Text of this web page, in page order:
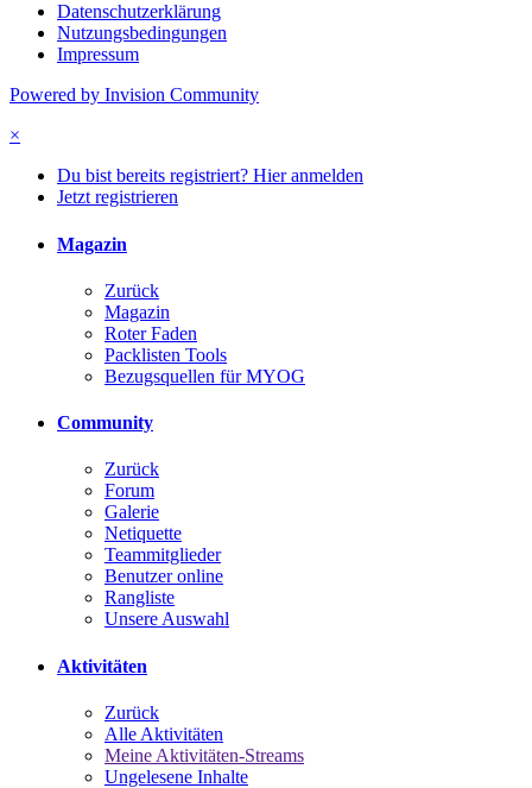
Datenschutzerklärung
Nutzungsbedingungen
Impressum
Powered by Invision Community
×
Du bist bereits registriert? Hier anmelden
Jetzt registrieren
Magazin
Zurück
Magazin
Roter Faden
Packlisten Tools
Bezugsquellen für MYOG
Community
Zurück
Forum
Galerie
Netiquette
Teammitglieder
Benutzer online
Rangliste
Unsere Auswahl
Aktivitäten
Zurück
Alle Aktivitäten
Meine Aktivitäten-Streams
Ungelesene Inhalte